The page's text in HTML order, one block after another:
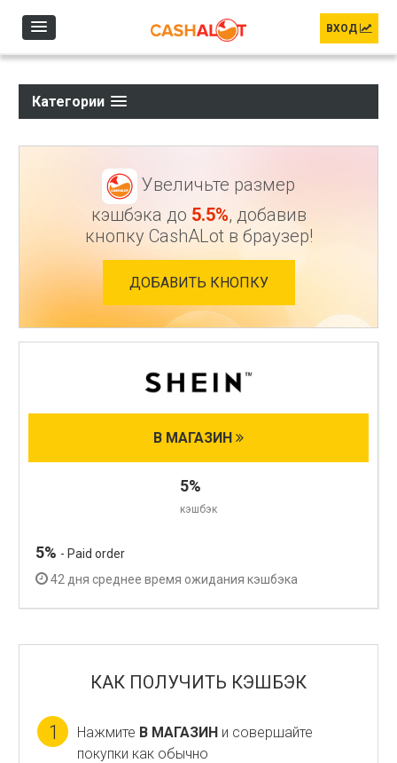
ВХОД
Категории
Увеличьте размер
кэшбэка до 5.5%, добавив
кнопку CashALot в браузер!
ДОБАВИТЬ КНОПКУ
В МАГАЗИН
5%
кэшбэк
5% - Paid order
42 дня среднее время ожидания кэшбэка
КАК ПОЛУЧИТЬ КЭШБЭК
1 Нажмите В МАГАЗИН и совершайте
покупки как обычно